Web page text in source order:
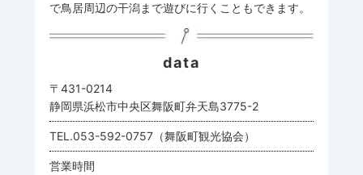
で鳥居周辺の干潟まで遊びに行くこともできます。
data
〒431-0214
静岡県浜松市中央区舞阪町弁天島3775-2
TEL.053-592-0757（舞阪町観光協会）
営業時間